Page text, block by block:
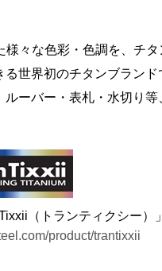
々な色彩・色調を、チ
世界初のチタンブランド
ーバー・表札・水切り
（トランティクシー）
product/trantixxii